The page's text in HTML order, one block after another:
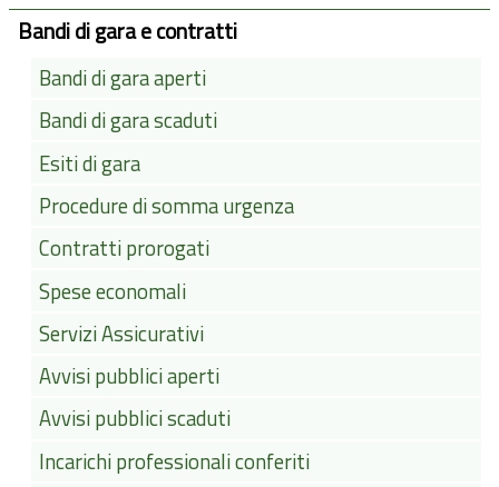
Bandi di gara e contratti
Bandi di gara aperti
Bandi di gara scaduti
Esiti di gara
Procedure di somma urgenza
Contratti prorogati
Spese economali
Servizi Assicurativi
Avvisi pubblici aperti
Avvisi pubblici scaduti
Incarichi professionali conferiti